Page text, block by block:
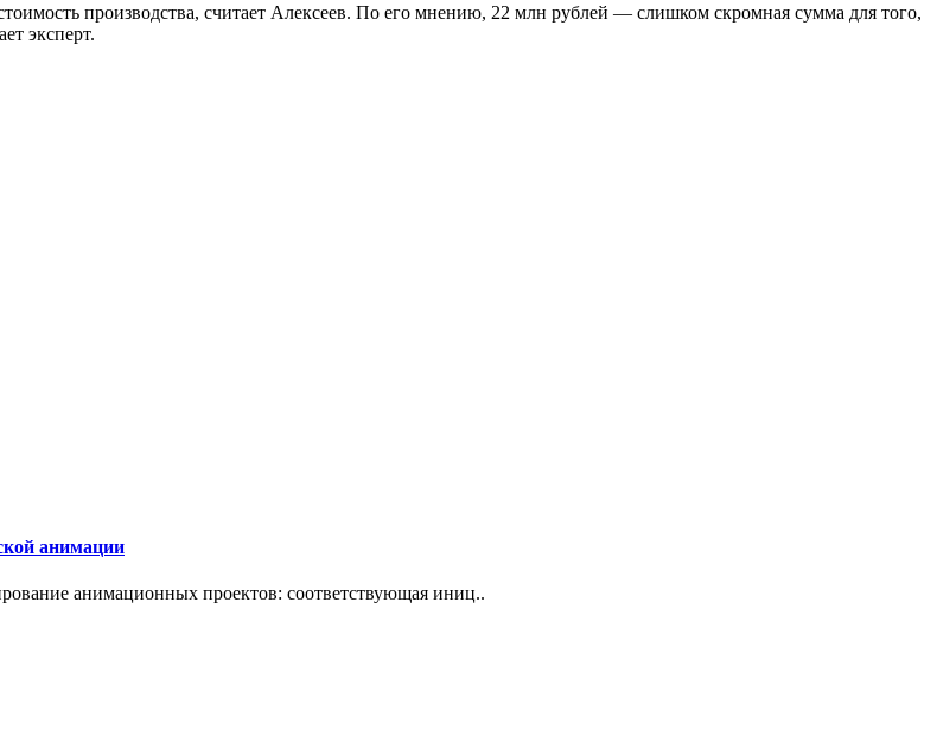
производства, считает Алексеев. По его мнению, 22 млн рублей — слишком скромная сумма для того,
эксперт.
анимации
анимационных проектов: соответствующая иниц..